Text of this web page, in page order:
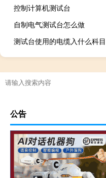
控制计算机测试台
自制电气测试台怎么做
测试台使用的电缆入什么科目
公告